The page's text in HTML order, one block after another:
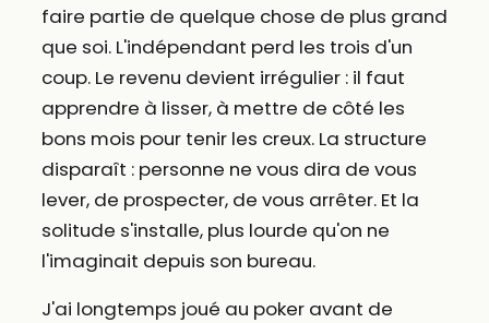
faire partie de quelque chose de plus grand
que soi. L'indépendant perd les trois d'un
coup. Le revenu devient irrégulier : il faut
apprendre à lisser, à mettre de côté les
bons mois pour tenir les creux. La structure
disparaît : personne ne vous dira de vous
lever, de prospecter, de vous arrêter. Et la
solitude s'installe, plus lourde qu'on ne
l'imaginait depuis son bureau.
J'ai longtemps joué au poker avant de